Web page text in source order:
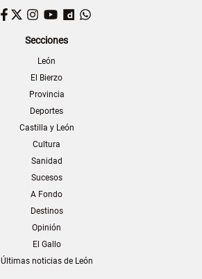
Facebook
TwitterInstagram
YouTubeDailymotion
Secciones
León
El Bierzo
Provincia
Deportes
Castilla y León
Cultura
Sanidad
Sucesos
A Fondo
Destinos
Opinión
El Gallo
Últimas noticias de León